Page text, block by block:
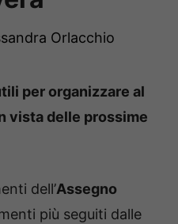
Orlacchio
per organizzare al
vista delle prossime
dell’Assegno
più seguiti dalle